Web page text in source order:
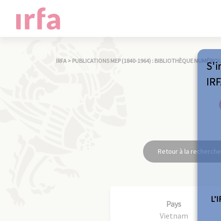
IRFA > PUBLICATIONS MEP (1840-1964) : BIBLIOTHÈQUE
Retour à la recherche
Pays
Vietnam